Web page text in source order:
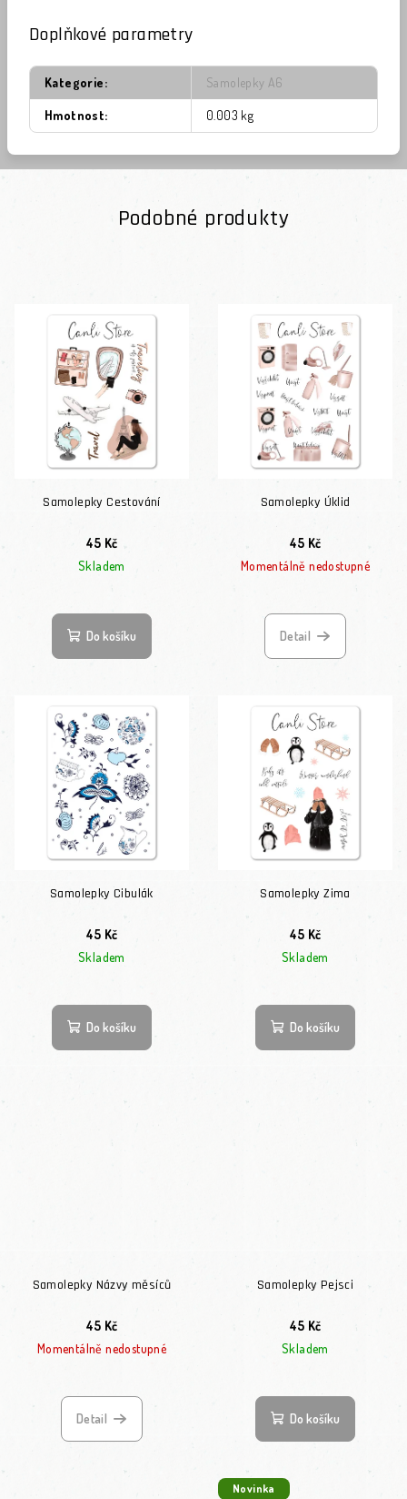
Doplňkové parametry
Kategorie: Samolepky A6
Hmotnost: 0.003 kg
Podobné produkty
Samolepky Cestování
45 Kč
Skladem
Do košíku
Samolepky Úklid
45 Kč
Momentálně nedostupné
Detail
Samolepky Cibulák
45 Kč
Skladem
Do košíku
Samolepky Zima
45 Kč
Skladem
Do košíku
Samolepky Názvy měsíců
45 Kč
Momentálně nedostupné
Detail
Samolepky Pejsci
45 Kč
Skladem
Do košíku
Novinka